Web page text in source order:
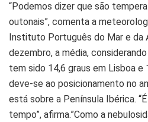
“Podemos dizer que são
outonais”, comenta a
Instituto Português do Mar e da
dezembro, a média,
tem sido 14,6 graus em Lisboa e
deve-se ao posicionamento no
está sobre a Península Ibérica.
tempo”, afirma.”Como a